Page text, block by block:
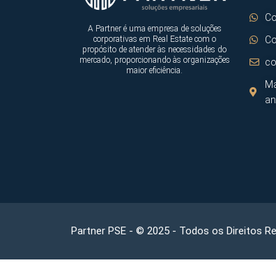
A Partner é uma empresa de soluções
corporativas em Real Estate com o
propósito de atender às necessidades do
mercado, proporcionando às organizações
maior eficiência.
Partner PSE - © 2025 - Todos os Direitos